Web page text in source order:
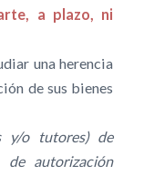
a plazo, ni
una herencia
de sus bienes
y/o tutores) de
de autorización